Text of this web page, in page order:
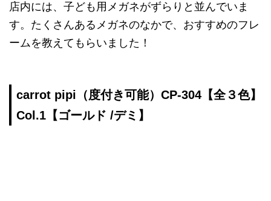
店内には、子ども用メガネがずらりと並んでいま
す。たくさんあるメガネのなかで、おすすめのフレ
ームを教えてもらいました！
carrot pipi（度付き可能）CP-304【全３色】
Col.1【ゴールド /デミ】